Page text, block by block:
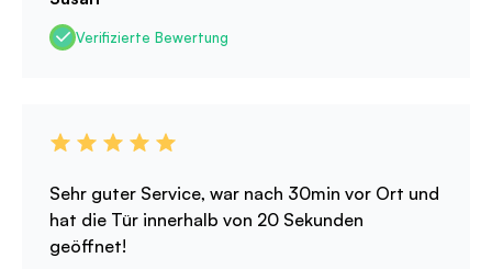
Verifizierte Bewertung
Sehr guter Service, war nach 30min vor Ort und
hat die Tür innerhalb von 20 Sekunden
geöffnet!